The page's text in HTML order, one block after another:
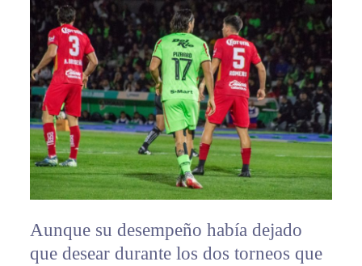
Aunque su desempeño había dejado
que desear durante los dos torneos que